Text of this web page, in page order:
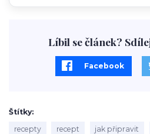
Líbil se článek?
Facebook
Štítky
recepty
recept jak připravit